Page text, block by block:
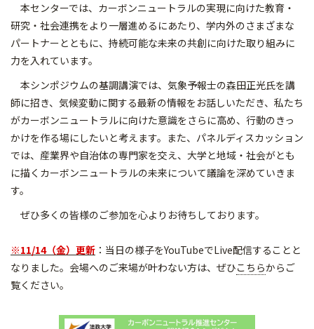
本センターでは、カーボンニュートラルの実現に向けた教育・
研究・社会連携をより一層進めるにあたり、学内外のさまざまな
パートナーとともに、持続可能な未来の共創に向けた取り組みに
力を入れています。
本シンポジウムの基調講演では、気象予報士の森田正光氏を講
師に招き、気候変動に関する最新の情報をお話しいただき、私たち
がカーボンニュートラルに向けた意識をさらに高め、行動のきっ
かけを作る場にしたいと考えます。また、パネルディスカッション
では、産業界や自治体の専門家を交え、大学と地域・社会がとも
に描くカーボンニュートラルの未来について議論を深めていきま
す。
ぜひ多くの皆様のご参加を心よりお待ちしております。
※11/14（金）更新 ：当日の様子をYouTubeでLive配信することと
なりました。会場へのご来場が叶わない方は、ぜひこちらからご
覧ください。